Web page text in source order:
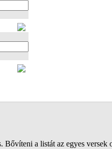
Bővíteni a listát az egyes versek